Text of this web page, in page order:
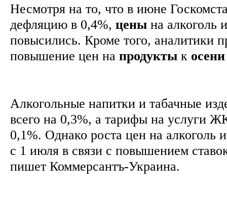
Несмотря на то, что в июне
дефляцию в 0,4%, цены на алкоголь
повысились. Кроме того, аналитики
повышение цен на продукты к осени
Алкогольные напитки и табачные
всего на 0,3%, а тарифы на услуги
0,1%. Однако роста цен на алкоголь
с 1 июля в связи с повышением
пишет Коммерсантъ-Украина.